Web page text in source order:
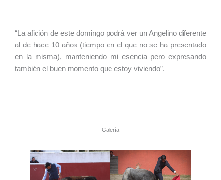
“La afición de este domingo podrá ver un Angelino diferente
al de hace 10 años (tiempo en el que no se ha presentado
en la misma), manteniendo mi esencia pero expresando
también el buen momento que estoy viviendo”.
Galería